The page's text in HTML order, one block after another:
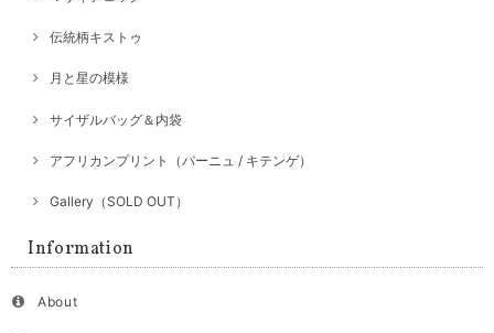
伝統柄キストゥ
月と星の模様
サイザルバッグ＆内袋
アフリカンプリント（パーニュ / キテンゲ）
Gallery（SOLD OUT）
Information
About